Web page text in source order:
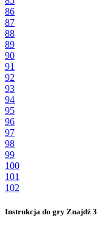
86
87
88
89
90
91
92
93
94
95
96
97
98
99
100
101
102
Instrukcja do gry Znajdź 3